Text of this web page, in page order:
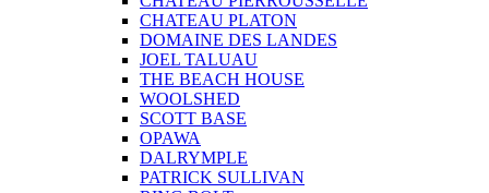
CHATEAU PLATON
DOMAINE DES LANDES
JOEL TALUAU
THE BEACH HOUSE
WOOLSHED
SCOTT BASE
OPAWA
DALRYMPLE
PATRICK SULLIVAN